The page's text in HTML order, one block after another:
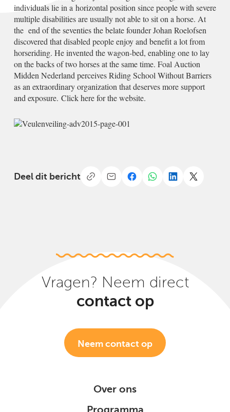
individuals lie in a horizontal position since people with severe
multiple disabilities are usually not able to sit on a horse. At
the end of the seventies the belate founder Johan Roelofsen
discovered that disabled people enjoy and benefit a lot from
horseriding. He invented the wagon-bed, enabling one to lay
on the backs of two horses at the same time. Foal Auction
Midden Nederland perceives Riding School Without Barriers
as an extraordinary organization that deserves more support
and exposure. Click here for the website.
Deel dit bericht
Vragen? Neem direct
contact op
Neem contact op
Over ons
Programma